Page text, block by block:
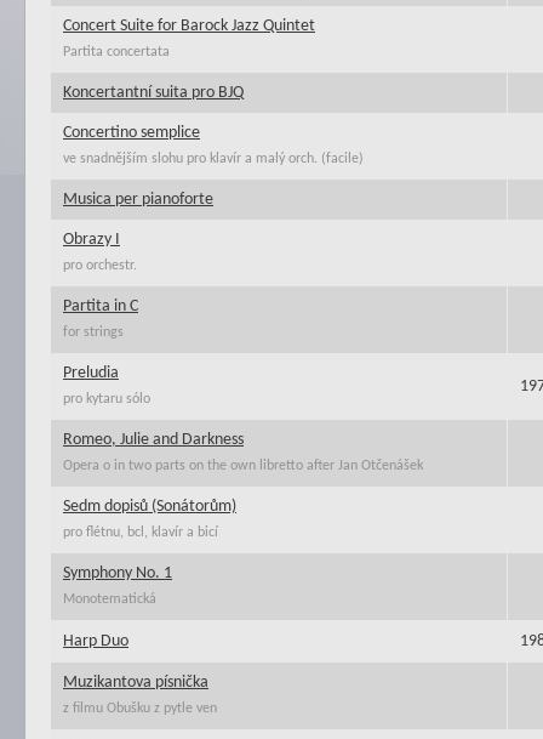
Concert Suite for Barock Jazz Quintet
Partita concertata
Koncertantní suita pro BJQ
Concertino semplice
ve snadnějším slohu pro klavír a malý orch. (facile)
Musica per pianoforte
Obrazy I
pro orchestr.
Partita in C
for strings
Preludia
pro kytaru sólo
Romeo, Julie and Darkness
Opera o in two parts on the own libretto after Jan Otčenášek
Sedm dopisů (Sonátorům)
pro flétnu, bcl, klavír a bicí
Symphony No. 1
Monotematická
Harp Duo
Muzikantova písnička
z filmu Obušku z pytle ven